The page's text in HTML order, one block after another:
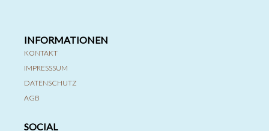
INFORMATIONEN
KONTAKT
IMPRESSSUM
DATENSCHUTZ
AGB
SOCIAL